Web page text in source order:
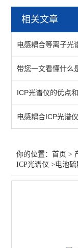
ICP光谱仪/电
微波消解仪-6罐
相关文章
带您一文看懂什么
ICP光谱仪的优点
电感耦合ICP光谱
你的位置：首页 >
ICP光谱仪 >电池